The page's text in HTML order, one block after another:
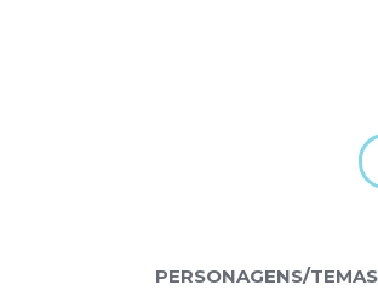
PERSONAGENS/TEMAS